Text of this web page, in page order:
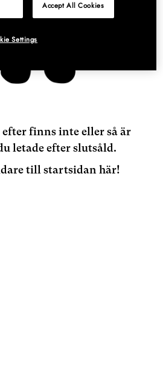
efter finns inte eller så är
letade efter slutsåld.
till startsidan här!
Accept All Cookies
Settings